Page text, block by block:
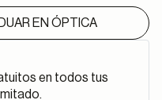
EN ÓPTICA
en todos tus